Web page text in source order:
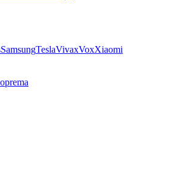
SamsungTeslaVivaxVoxXiaomi